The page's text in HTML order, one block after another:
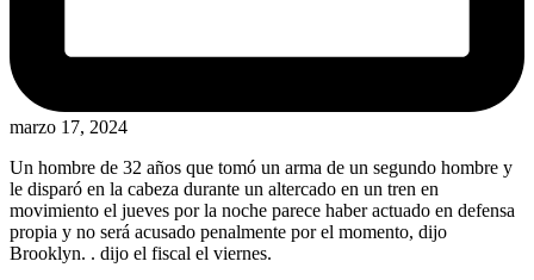
marzo 17, 2024
Un hombre de 32 años que tomó un arma de un segundo hombre y
le disparó en la cabeza durante un altercado en un tren en
movimiento el jueves por la noche parece haber actuado en defensa
propia y no será acusado penalmente por el momento, dijo
Brooklyn. . dijo el fiscal el viernes.